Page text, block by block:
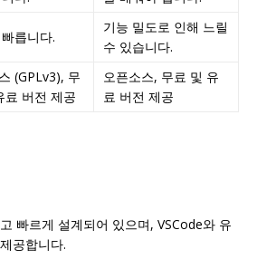
릅니다.
기능 밀도로 인해 느릴
수 있습니다.
(GPLv3), 무
료 버전 제공
오픈소스, 무료 및 유
료 버전 제공
빠르게 설계되어 있으며, VSCode와 유
공합니다.